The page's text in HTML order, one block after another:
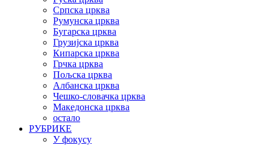
Српска црква
Румунска црква
Бугарска црква
Грузијска црква
Кипарска црква
Грчка црква
Пољска црква
Албанска црква
Чешко-словачка црква
Македонска црква
остало
РУБРИКЕ
У фокусу